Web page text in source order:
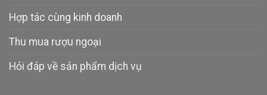
Hợp tác cùng kinh doanh
Thu mua rượu ngoại
Hỏi đáp về sản phẩm dịch vụ